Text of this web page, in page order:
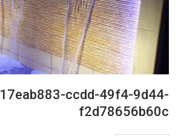
17eab883-ccdd-49f4-9d44-
f2d78656b60c